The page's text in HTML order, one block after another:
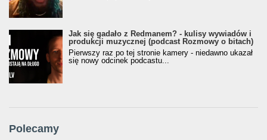
Jak się gadało z Redmanem? - kulisy wywiadów i
produkcji muzycznej (podcast Rozmowy o bitach)
Pierwszy raz po tej stronie kamery - niedawno ukazał
się nowy odcinek podcastu...
Polecamy